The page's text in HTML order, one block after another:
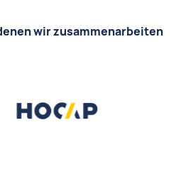
wir zusammenarbeiten